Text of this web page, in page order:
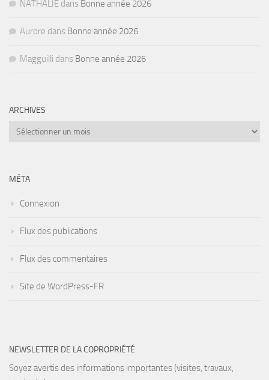
NATHALIE dans Bonne année 2026
Aurore dans Bonne année 2026
Magguilli dans Bonne année 2026
ARCHIVES
Archives
MÉTA
Connexion
Flux des publications
Flux des commentaires
Site de WordPress-FR
NEWSLETTER DE LA COPROPRIÉTÉ
Soyez avertis des informations importantes (visites, travaux,